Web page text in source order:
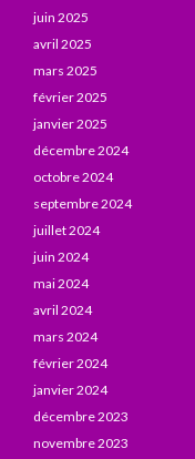
juin 2025
avril 2025
mars 2025
février 2025
janvier 2025
décembre 2024
octobre 2024
septembre 2024
juillet 2024
juin 2024
mai 2024
avril 2024
mars 2024
février 2024
janvier 2024
décembre 2023
novembre 2023